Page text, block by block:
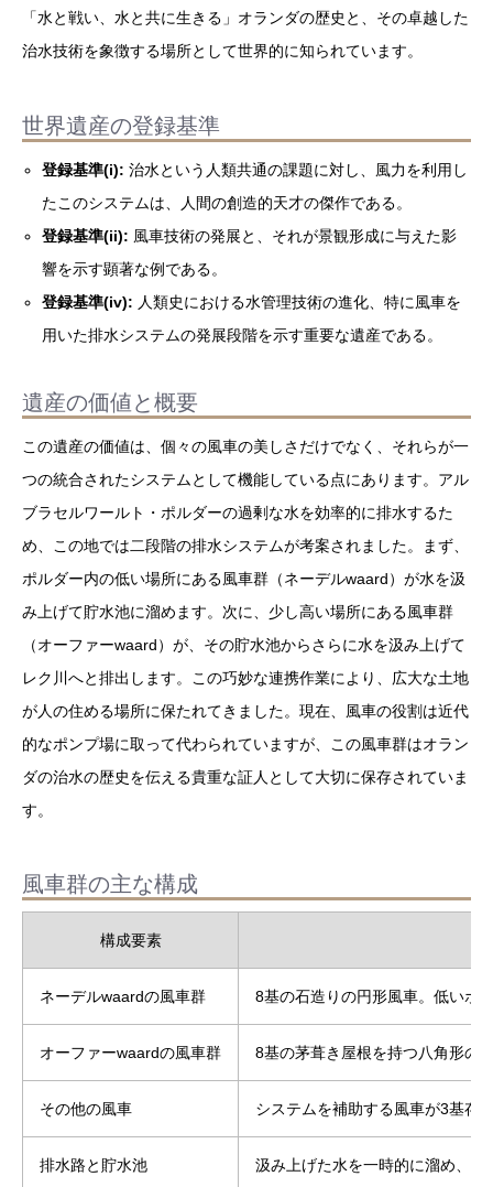
「水と戦い、水と共に生きる」オランダの歴史と、その卓越した
治水技術を象徴する場所として世界的に知られています。
世界遺産の登録基準
登録基準(i): 治水という人類共通の課題に対し、風力を利用し
たこのシステムは、人間の創造的天才の傑作である。
登録基準(ii): 風車技術の発展と、それが景観形成に与えた影
響を示す顕著な例である。
登録基準(iv): 人類史における水管理技術の進化、特に風車を
用いた排水システムの発展段階を示す重要な遺産である。
遺産の価値と概要
この遺産の価値は、個々の風車の美しさだけでなく、それらが一
つの統合されたシステムとして機能している点にあります。アル
ブラセルワールト・ポルダーの過剰な水を効率的に排水するた
め、この地では二段階の排水システムが考案されました。まず、
ポルダー内の低い場所にある風車群（ネーデルwaard）が水を汲
み上げて貯水池に溜めます。次に、少し高い場所にある風車群
（オーファーwaard）が、その貯水池からさらに水を汲み上げて
レク川へと排出します。この巧妙な連携作業により、広大な土地
が人の住める場所に保たれてきました。現在、風車の役割は近代
的なポンプ場に取って代わられていますが、この風車群はオラン
ダの治水の歴史を伝える貴重な証人として大切に保存されていま
す。
風車群の主な構成
構成要素
ネーデルwaardの風車群 8基の石造りの円形風車。低いポ
オーファーwaardの風車群 8基の茅葺き屋根を持つ八角形の
その他の風車 システムを補助する風車が3基存
排水路と貯水池 汲み上げた水を一時的に溜め、川